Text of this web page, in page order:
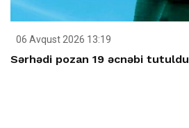
06 Avqust 2026 13:19
Sərhədi pozan 19 əcnəbi tutuldu